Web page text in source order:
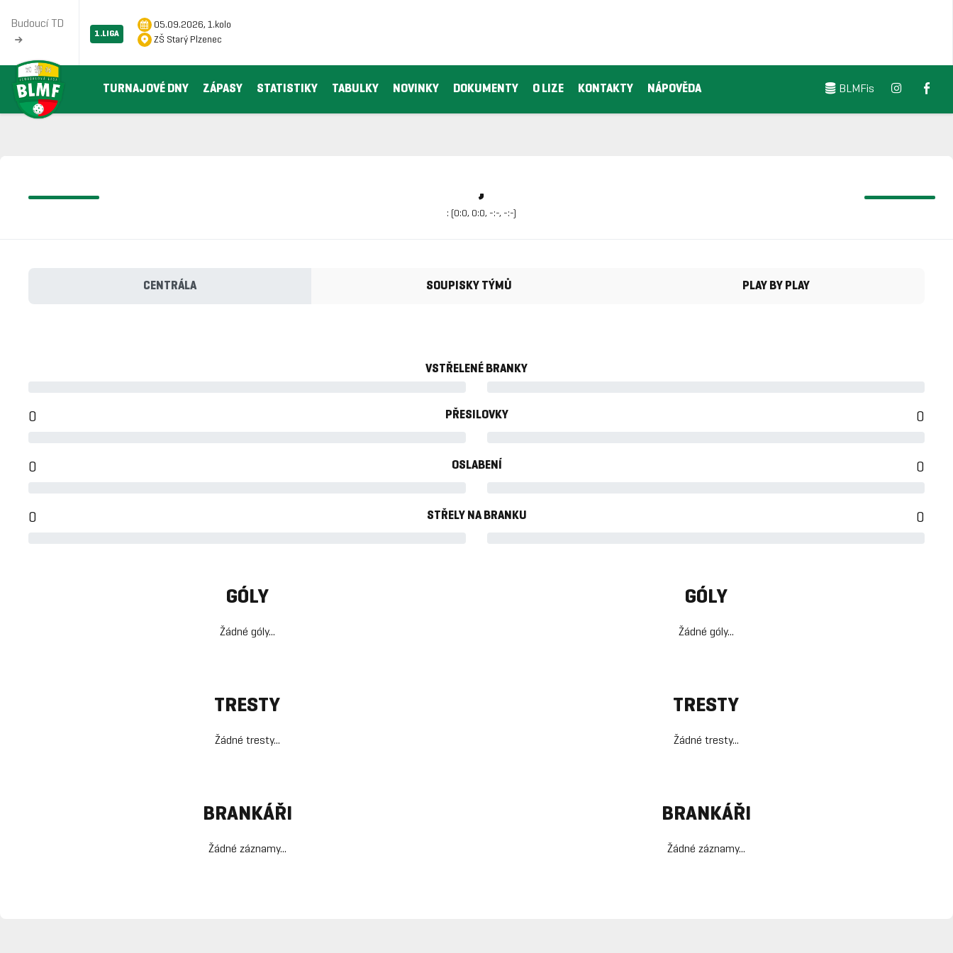
Budoucí TD
1.LIGA
05.09.2026, 1.kolo
ZŠ Starý Plzenec
TURNAJOVÉ DNY ZÁPASY STATISTIKY TABULKY NOVINKY DOKUMENTY O LIZE KONTAKTY NÁPOVĚDA BLMFis
,
: (0:0, 0:0, -:-, -:-)
CENTRÁLA SOUPISKY TÝMŮ PLAY BY PLAY
VSTŘELENÉ BRANKY
0 PŘESILOVKY 0
0 OSLABENÍ 0
0 STŘELY NA BRANKU 0
GÓLY
Žádné góly...
GÓLY
Žádné góly...
TRESTY
Žádné tresty...
TRESTY
Žádné tresty...
BRANKÁŘI
Žádné záznamy...
BRANKÁŘI
Žádné záznamy...